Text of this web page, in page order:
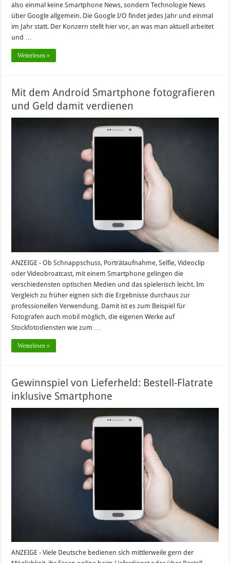
also einmal keine Smartphone News, sondern Technologie News
über Google allgemein. Die Google I/O findet jedes Jahr und einmal
im Jahr statt. Der Konzern stellt hier vor, an was man aktuell arbeitet
und …
Weiterlesen »
Mit dem Android Smartphone fotografieren
und Geld damit verdienen
ANZEIGE - Ob Schnappschuss, Porträtaufnahme, Selfie, Videoclip
oder Videobroatcast, mit einem Smartphone gelingen die
verschiedensten optischen Medien und das spielerisch leicht. Im
Vergleich zu früher eignen sich die Ergebnisse durchaus zur
professionellen Verwendung. Damit ist es zum Beispiel für
Fotografen auch mobil möglich, die eigenen Werke auf
Stockfotodiensten wie zum …
Weiterlesen »
Gewinnspiel von Lieferheld: Bestell-Flatrate
inklusive Smartphone
ANZEIGE - Viele Deutsche bedienen sich mittlerweile gern der